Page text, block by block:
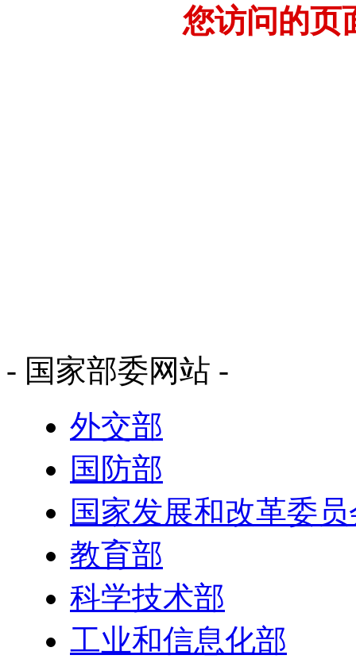
您访问的页
- 国家部委网站 -
外交部
国防部
国家发展和改革委
教育部
科学技术部
工业和信息化部